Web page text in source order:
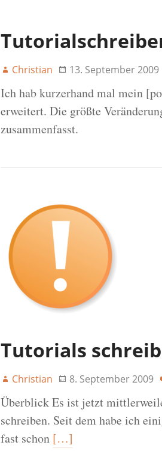
Christian 13. September 2009
Ich hab kurzerhand mal mein
erweitert. Die größte
zusammenfasst.
Tutorials
Christian 8. September 2009
Überblick Es ist jetzt
schreiben. Seit dem habe ich
fast schon […]